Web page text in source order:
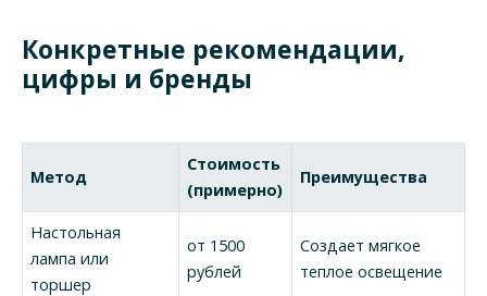
Конкретные рекомендации,
цифры и бренды
Метод
Стоимость
(примерно)
Преимущества
Настольная
лампа или
торшер
от 1500
рублей
Создает мягкое
теплое освещение